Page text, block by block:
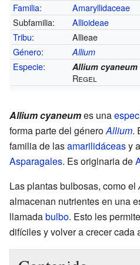
Familia:
Amaryllidaceae
Subfamilia:
Allioideae
Tribu:
Allieae
Género: Allium
Especie: Allium cyaneum
Regel
Allium cyaneumes una
forma parte del géneroAllium.
familia de lasamarilidáceasy
Asparagales. Es originaria de
Las plantas bulbosas, como el
almacenan nutrientes en una
llamadabulbo. Esto les
difíciles y volver a crecer cada